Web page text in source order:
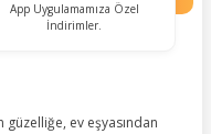
App Uygulamamıza Özel
İndirimler.
ev eşyasından